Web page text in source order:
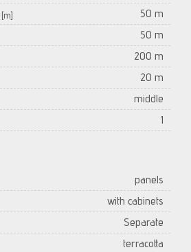
50 m
50 m
200 m
20 m
middle
1
panels
with cabinets
Separate
terracotta